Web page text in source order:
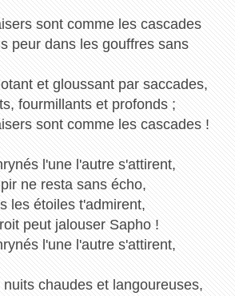
sont comme les cascades
peur dans les gouffres sans
et gloussant par saccades,
fourmillants et profonds ;
sont comme les cascades !
l'une l'autre s'attirent,
ne resta sans écho,
les étoiles t'admirent,
peut jalouser Sapho !
l'une l'autre s'attirent,
chaudes et langoureuses,